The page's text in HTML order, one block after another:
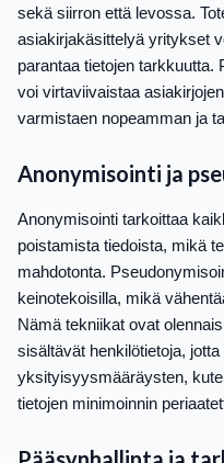
sekä siirron että levossa.
asiakirjakäsittelyä yritykset
parantaa tietojen
voi virtaviivaistaa
varmistaen nopeamman ja
Anonymisointi ja
Anonymisointi tarkoittaa
poistamista tiedoista, mikä
mahdotonta.
keinotekoisilla, mikä
Nämä tekniikat ovat
sisältävät henkilötietoja,
yksityisyysmääräysten,
tietojen minimoinnin